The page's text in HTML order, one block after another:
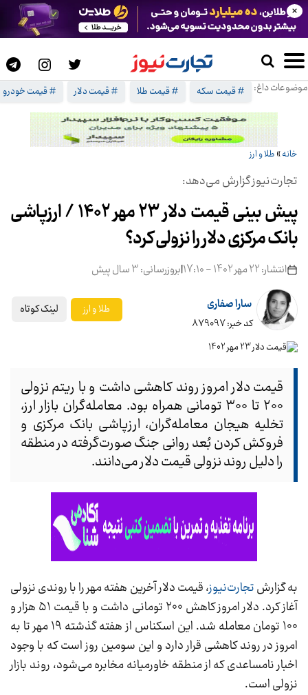
موضوعات داغ: # قیمت سکه # قیمت طلا # قیمت دلار # قیمت خودرو
×
خانه» طلا و ارز
تجارت‌نیوز گزارش می‌دهد:
پیش بینی قیمت دلار 23 مهر 1402 / ارزپاشی
بانک مرکزی دلار را نزولی کرد؟
انتشار: 22 مهر 1402 - 17:10 |بروزرسانی: 3 سال پیش
سارا صفاری
کد خبر: 879097
طلا و ارز لینک کوتاه
قیمت دلار امروز روند کاهشی داشت و با ریتم نزولی
۲۰۰ تا ۳۰۰ تومانی همراه بود. معامله‌گران بازار ارز،
تخلیه هیجان معامله‌گران، ارزپاشی بانک مرکزی و
فروکش‌ کردن بُعد روانی جنگ صورت‌گرفته در منطقه
را دلیل روند نزولی قیمت دلار می‌دانند.
به گزارشتجارت‌نیوز، قیمت دلار آخرین هفته مهر را با روندی نزولی
آغاز کرد. دلار امروز کاهش ۲۰۰ تومانی داشت و با قیمت ۵۱ هزار و
۱۰۰ تومان معامله شد. این اسکناس از هفته گذشته ۱۹ مهر تا به
امروز در روند کاهشی قرار دارد و این سومین روز است که با وجود
اخبار نامساعدی که از منطقه خاورمیانه مخابره می‌شود، روند بازار
نزولی است.